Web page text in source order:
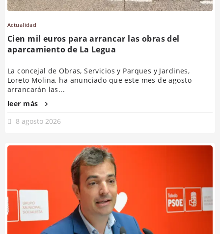
Actualidad
Cien mil euros para arrancar las obras del
aparcamiento de La Legua
La concejal de Obras, Servicios y Parques y Jardines,
Loreto Molina, ha anunciado que este mes de agosto
arrancarán las...
leer más
8 agosto 2026